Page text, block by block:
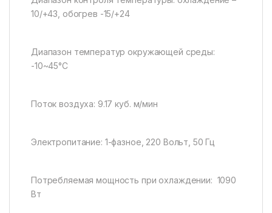
10/+43, обогрев -15/+24
Диапазон температур окружающей среды:
-10~45°C
Поток воздуха: 9.17 куб. м/мин
Электропитание: 1-фазное, 220 Вольт, 50 Гц
Потребляемая мощность при охлаждении: 1090
Вт